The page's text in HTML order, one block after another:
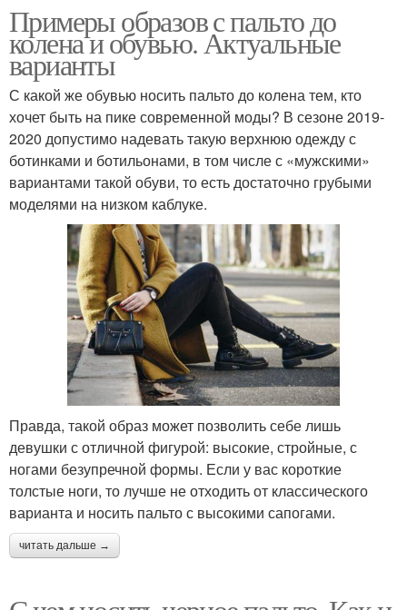
Примеры образов с пальто до
колена и обувью. Актуальные
варианты
С какой же обувью носить пальто до колена тем, кто
хочет быть на пике современной моды? В сезоне 2019-
2020 допустимо надевать такую верхнюю одежду с
ботинками и ботильонами, в том числе с «мужскими»
вариантами такой обуви, то есть достаточно грубыми
моделями на низком каблуке.
Правда, такой образ может позволить себе лишь
девушки с отличной фигурой: высокие, стройные, с
ногами безупречной формы. Если у вас короткие
толстые ноги, то лучше не отходить от классического
варианта и носить пальто с высокими сапогами.
читать дальше →